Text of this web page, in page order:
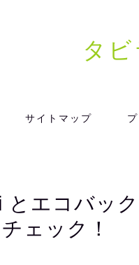
タ
サイトマップ
エコバッ
ェック！